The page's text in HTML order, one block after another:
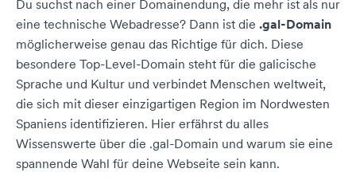
Du suchst nach einer Domainendung, die mehr ist als nur
eine technische Webadresse? Dann ist die .gal-Domain
möglicherweise genau das Richtige für dich. Diese
besondere Top-Level-Domain steht für die galicische
Sprache und Kultur und verbindet Menschen weltweit,
die sich mit dieser einzigartigen Region im Nordwesten
Spaniens identifizieren. Hier erfährst du alles
Wissenswerte über die .gal-Domain und warum sie eine
spannende Wahl für deine Webseite sein kann.